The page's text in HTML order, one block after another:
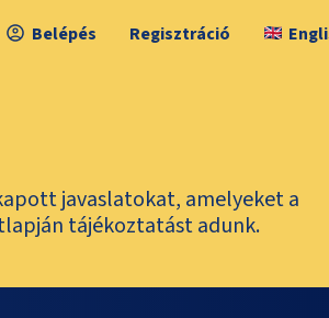
Belépés Regisztráció
javaslatokat, amelyeket a
tájékoztatást adunk.